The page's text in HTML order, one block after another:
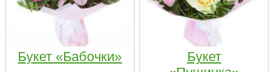
Букет «Бабочки»
Букет